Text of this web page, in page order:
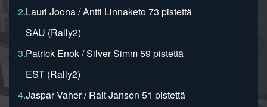
2.Lauri Joona / Antti Linnaketo 73 pistettä
SAU (Rally2)
3.Patrick Enok / Silver Simm 59 pistettä
EST (Rally2)
4.Jaspar Vaher / Rait Jansen 51 pistettä